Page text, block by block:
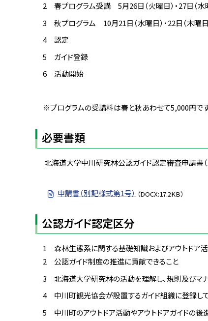
2 春プログラム受講 5月26日（火曜日）・27日（水
3 秋プログラム 10月21日（水曜日）・22日（木曜日
4 認定
5 ガイド登録
6 活動開始
※プログラムの受講料は春と秋あわせて5,000円です
必要書類
北海道大学中川研究林公認ガイド認定審査申請書（
申請書（別記様式第1号） （DOCX:17.2KB）
公認ガイド認定区分
1 森林生態系に関する基礎知識およびアウトドア
2 公認ガイド制度の推進に貢献できること
3 北海道大学研究林の活動を理解し、規則及びマ
4 中川町観光協会が設置するガイド組織に登録し
5 中川町のアウトドア活動やアウトドアガイドの後